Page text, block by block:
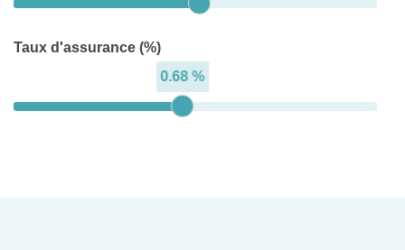
Taux d'assurance (%)
0.68 %